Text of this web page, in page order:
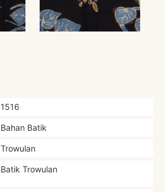
1516
Bahan Batik
Trowulan
Batik Trowulan